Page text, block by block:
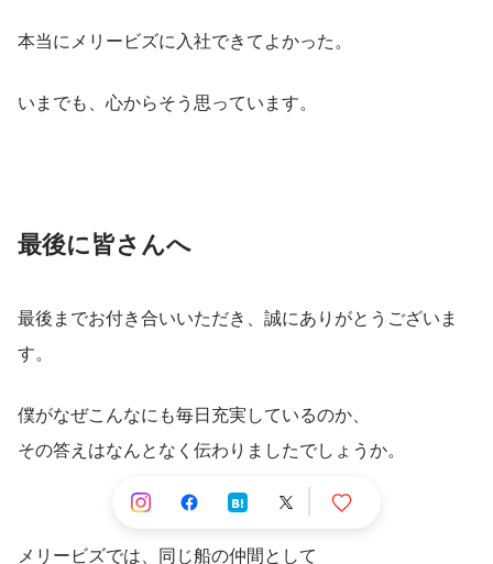
本当にメリービズに入社できてよかった。
いまでも、心からそう思っています。
最後に皆さんへ
最後までお付き合いいただき、誠にありがとうございま
す。
僕がなぜこんなにも毎日充実しているのか、
その答えはなんとなく伝わりましたでしょうか。
メリービズでは、同じ船の仲間として